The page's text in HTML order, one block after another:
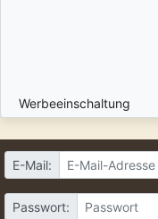
Werbeeinschaltung
E-Mail:
Passwort: